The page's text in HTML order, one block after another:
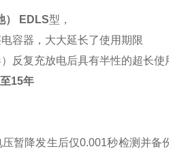
EDLS型，
容器，大大延长了使用期限
反复充放电后具有半性的超长使
15年
暂降发生后仅0.001秒检测并备